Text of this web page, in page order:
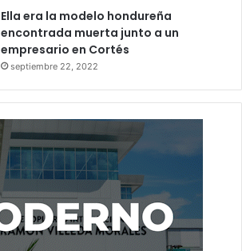
Ella era la modelo hondureña
encontrada muerta junto a un
empresario en Cortés
septiembre 22, 2022